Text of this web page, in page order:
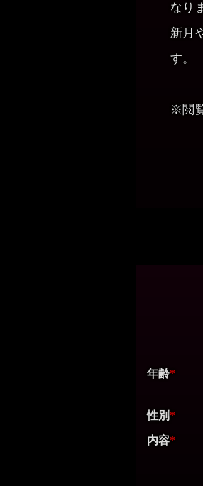
なり
新月
す。
※閲
年齢*
性別*
内容*